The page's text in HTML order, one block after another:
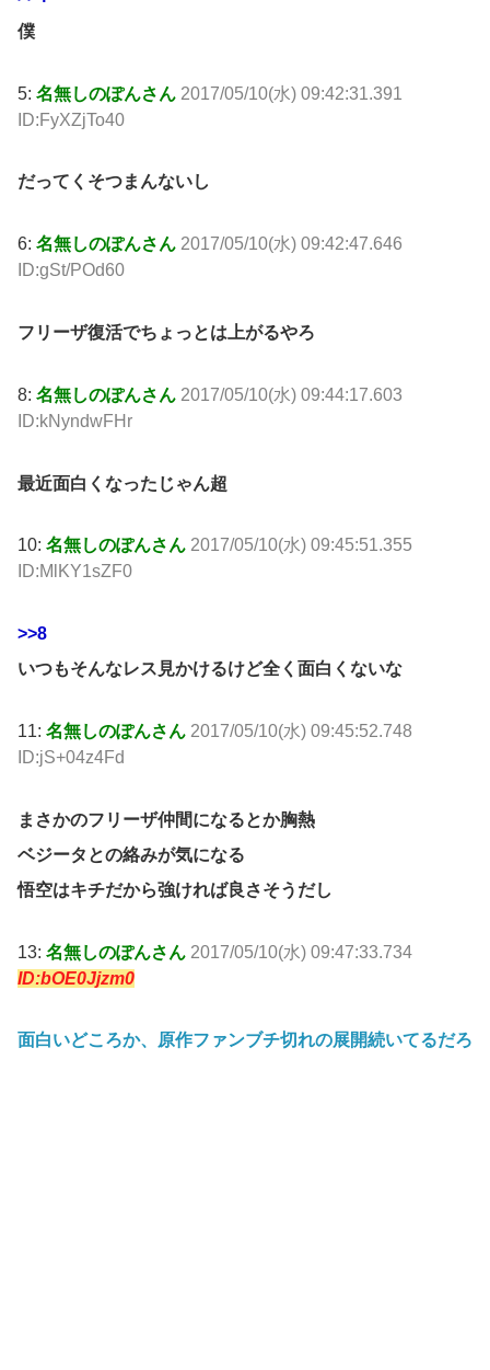
僕
5: 名無しのぽんさん 2017/05/10(水) 09:42:31.391
ID:FyXZjTo40
だってくそつまんないし
6: 名無しのぽんさん 2017/05/10(水) 09:42:47.646
ID:gSt/POd60
フリーザ復活でちょっとは上がるやろ
8: 名無しのぽんさん 2017/05/10(水) 09:44:17.603
ID:kNyndwFHr
最近面白くなったじゃん超
10: 名無しのぽんさん 2017/05/10(水) 09:45:51.355
ID:MlKY1sZF0
>>8
いつもそんなレス見かけるけど全く面白くないな
11: 名無しのぽんさん 2017/05/10(水) 09:45:52.748
ID:jS+04z4Fd
まさかのフリーザ仲間になるとか胸熱
ベジータとの絡みが気になる
悟空はキチだから強ければ良さそうだし
13: 名無しのぽんさん 2017/05/10(水) 09:47:33.734
ID:bOE0Jjzm0
面白いどころか、原作ファンブチ切れの展開続いてるだろ